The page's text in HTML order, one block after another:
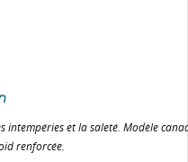
intempéries et la saleté. Modèle
renforcée.